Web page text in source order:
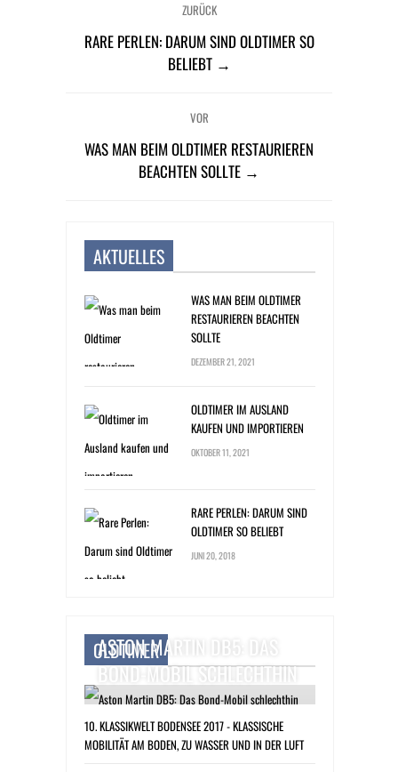
ZURÜCK
RARE PERLEN: DARUM SIND OLDTIMER SO
BELIEBT →
VOR
WAS MAN BEIM OLDTIMER RESTAURIEREN
BEACHTEN SOLLTE →
AKTUELLES
WAS MAN BEIM OLDTIMER
RESTAURIEREN BEACHTEN
SOLLTE
DEZEMBER 21, 2021
OLDTIMER IM AUSLAND
KAUFEN UND IMPORTIEREN
OKTOBER 11, 2021
RARE PERLEN: DARUM SIND
OLDTIMER SO BELIEBT
JUNI 20, 2018
OLDTIMER
ASTON MARTIN DB5: DAS
BOND-MOBIL SCHLECHTHIN
10. KLASSIKWELT BODENSEE 2017 - KLASSISCHE
MOBILITÄT AM BODEN, ZU WASSER UND IN DER LUFT